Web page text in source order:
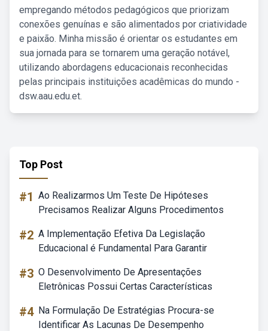
empregando métodos pedagógicos que priorizam
conexões genuínas e são alimentados por criatividade
e paixão. Minha missão é orientar os estudantes em
sua jornada para se tornarem uma geração notável,
utilizando abordagens educacionais reconhecidas
pelas principais instituições acadêmicas do mundo -
dsw.aau.edu.et.
Top Post
#1 Ao Realizarmos Um Teste De Hipóteses
Precisamos Realizar Alguns Procedimentos
#2 A Implementação Efetiva Da Legislação
Educacional é Fundamental Para Garantir
#3 O Desenvolvimento De Apresentações
Eletrônicas Possui Certas Características
#4 Na Formulação De Estratégias Procura-se
Identificar As Lacunas De Desempenho